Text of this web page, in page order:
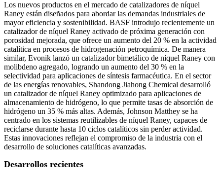
Los nuevos productos en el mercado de catalizadores de níquel
Raney están diseñados para abordar las demandas industriales de
mayor eficiencia y sostenibilidad. BASF introdujo recientemente un
catalizador de níquel Raney activado de próxima generación con
porosidad mejorada, que ofrece un aumento del 20 % en la actividad
catalítica en procesos de hidrogenación petroquímica. De manera
similar, Evonik lanzó un catalizador bimetálico de níquel Raney con
molibdeno agregado, logrando un aumento del 30 % en la
selectividad para aplicaciones de síntesis farmacéutica. En el sector
de las energías renovables, Shandong Jiahong Chemical desarrolló
un catalizador de níquel Raney optimizado para aplicaciones de
almacenamiento de hidrógeno, lo que permite tasas de absorción de
hidrógeno un 35 % más altas. Además, Johnson Matthey se ha
centrado en los sistemas reutilizables de níquel Raney, capaces de
reciclarse durante hasta 10 ciclos catalíticos sin perder actividad.
Estas innovaciones reflejan el compromiso de la industria con el
desarrollo de soluciones catalíticas avanzadas.
Desarrollos recientes